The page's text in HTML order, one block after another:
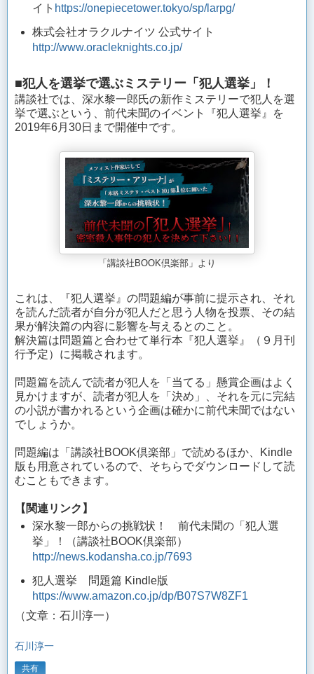
イト https://onepiecetower.tokyo/sp/larpg/
株式会社オラクルナイツ 公式サイト
http://www.oracleknights.co.jp/
■犯人を選挙で選ぶミステリー「犯人選挙」！
講談社では、深水黎一郎氏の新作ミステリーで犯人を選
挙で選ぶという、前代未聞のイベント『犯人選挙』を
2019年6月30日まで開催中です。
「講談社BOOK倶楽部」より
これは、『犯人選挙』の問題編が事前に提示され、それ
を読んだ読者が自分が犯人だと思う人物を投票、その結
果が解決篇の内容に影響を与えるとのこと。
解決篇は問題篇と合わせて単行本『犯人選挙』（９月刊
行予定）に掲載されます。
問題篇を読んで読者が犯人を「当てる」懸賞企画はよく
見かけますが、読者が犯人を「決め」、それを元に完結
の小説が書かれるという企画は確かに前代未聞ではない
でしょうか。
問題編は「講談社BOOK倶楽部」で読めるほか、Kindle
版も用意されているので、そちらでダウンロードして読
むこともできます。
【関連リンク】
深水黎一郎からの挑戦状！ 前代未聞の「犯人選
挙」！（講談社BOOK倶楽部）
http://news.kodansha.co.jp/7693
犯人選挙 問題篇 Kindle版
https://www.amazon.co.jp/dp/B07S7W8ZF1
（文章：石川淳一）
石川淳一
共有